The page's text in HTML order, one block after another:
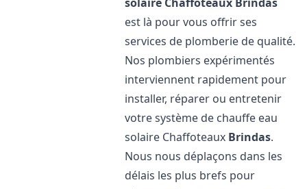
est là pour vous offrir ses
services de plomberie de qualité.
Nos plombiers expérimentés
interviennent rapidement pour
installer, réparer ou entretenir
votre système de chauffe eau
solaire Chaffoteaux Brindas.
Nous nous déplaçons dans les
délais les plus brefs pour